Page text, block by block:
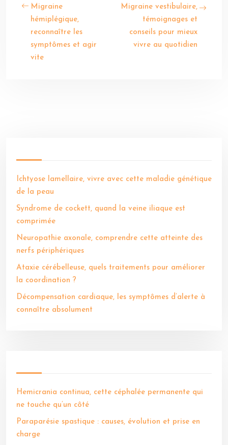
Migraine
hémiplégique,
reconnaître les
symptômes et agir
vite
Migraine vestibulaire,
témoignages et
conseils pour mieux
vivre au quotidien
Ichtyose lamellaire, vivre avec cette maladie génétique
de la peau
Syndrome de cockett, quand la veine iliaque est
comprimée
Neuropathie axonale, comprendre cette atteinte des
nerfs périphériques
Ataxie cérébelleuse, quels traitements pour améliorer
la coordination ?
Décompensation cardiaque, les symptômes d’alerte à
connaître absolument
Hemicrania continua, cette céphalée permanente qui
ne touche qu’un côté
Paraparésie spastique : causes, évolution et prise en
charge